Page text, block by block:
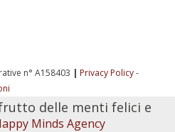
n° A158403 | Privacy Policy-
delle menti felici e
Minds Agency